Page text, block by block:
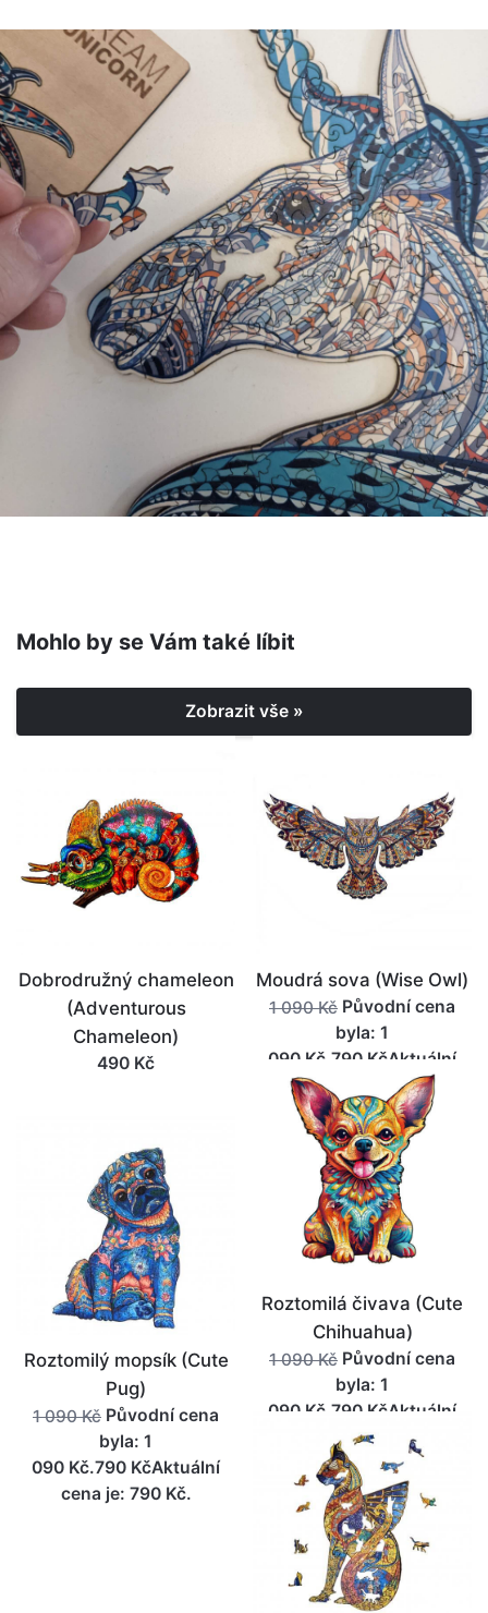
Mohlo by se Vám také líbit
Zobrazit vše »
Dobrodružný chameleon
(Adventurous
Chameleon)
490 Kč
Moudrá sova (Wise Owl)
1 090 Kč Původní cena
byla: 1
090 Kč.790 KčAktuální
cena je: 790 Kč.
Roztomilá čivava (Cute
Chihuahua)
1 090 Kč Původní cena
byla: 1
090 Kč.790 KčAktuální
cena je: 790 Kč.
Roztomilý mopsík (Cute
Pug)
1 090 Kč Původní cena
byla: 1
090 Kč.790 KčAktuální
cena je: 790 Kč.